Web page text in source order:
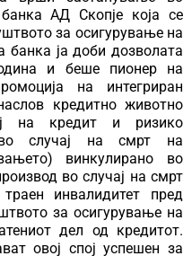
АД Скопје која се
за осигурување на
ја доби дозволата
и беше пионер на
на интегриран
кредитно животно
на кредит и ризико
случај на смрт на
винкулирано во
во случај на смрт
инвалидитет пред
за осигурување на
дел од кредитот.
овој спој успешен за